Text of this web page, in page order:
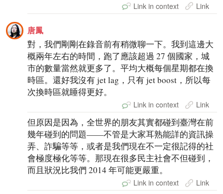
Link in context Link
唐鳳
對，我們剛剛在錄音前有稍微聊一下。我到這邊大
概兩年左右的時間，跑了應該超過 27 個國家，城
市的數量當然就更多了。平均大概每個星期都在換
時區。還好我沒有 jet lag，只有 jet boost，所以每
次換時區就睡得更好。
Link in context Link
但原因是因為，全世界的朋友其實都碰到臺灣在前
幾年碰到的問題——不管是大家耳熟能詳的資訊操
弄、詐騙等等，或者是我們現在不一定很記得的社
會極度極化等等。那現在很多民主社會不但碰到，
而且狀況比我們 2014 年可能更嚴重。
Link in context Link